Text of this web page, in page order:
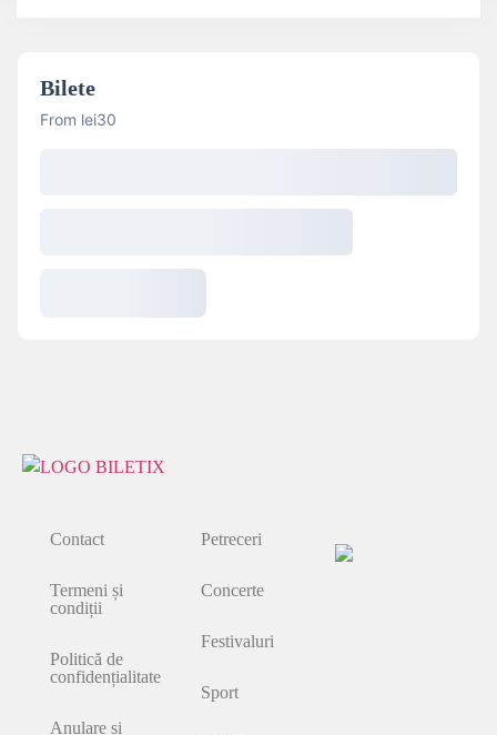
Bilete
From lei30
Contact
Termeni și
condiții
Politică de
confidențialitate
Anulare și
Petreceri
Concerte
Festivaluri
Sport